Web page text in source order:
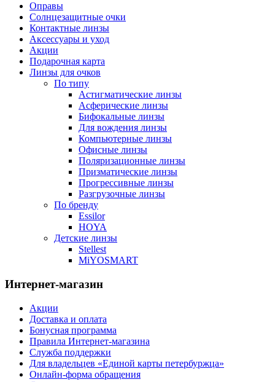
Оправы
Солнцезащитные очки
Контактные линзы
Аксессуары и уход
Акции
Подарочная карта
Линзы для очков
По типу
Астигматические линзы
Асферические линзы
Бифокальные линзы
Для вождения линзы
Компьютерные линзы
Офисные линзы
Поляризационные линзы
Призматические линзы
Прогрессивные линзы
Разгрузочные линзы
По бренду
Essilor
HOYA
Детские линзы
Stellest
MiYOSMART
Интернет-магазин
Акции
Доставка и оплата
Бонусная программа
Правила Интернет-магазина
Служба поддержки
Для владельцев «Единой карты петербуржца»
Онлайн-форма обращения